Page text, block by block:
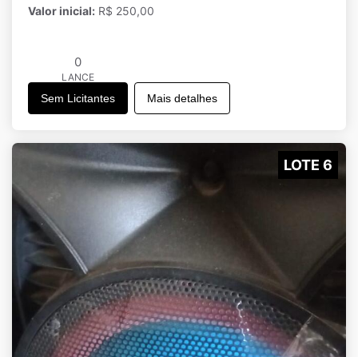
Valor inicial: R$ 250,00
0
LANCE
Sem Licitantes Mais detalhes
LOTE 6